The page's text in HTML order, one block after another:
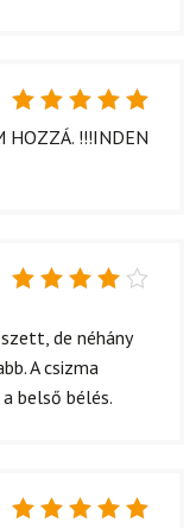
Értékelés:
HOZZÁ. !!!INDEN
4/ 5
de néhány
A csizma
belső bélés.